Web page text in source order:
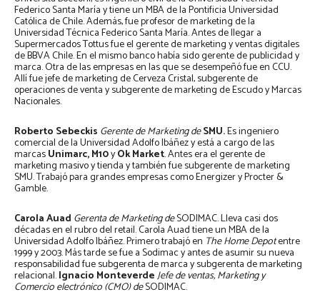
Federico Santa María y tiene un MBA de la Pontificia Universidad
Católica de Chile. Además, fue profesor de marketing de la
Universidad Técnica Federico Santa María. Antes de llegar a
Supermercados Tottus fue el gerente de marketing y ventas digitales
de BBVA Chile. En el mismo banco había sido gerente de publicidad y
marca. Otra de las empresas en las que se desempeñó fue en CCU.
Allí fue jefe de marketing de Cerveza Cristal, subgerente de
operaciones de venta y subgerente de marketing de Escudo y Marcas
Nacionales.
Roberto Sebeckis Gerente de Marketing deSMU.Es ingeniero
comercial de la Universidad Adolfo Ibáñez y está a cargo de las
marcasUnimarc, M10yOk Market. Antes era el gerente de
marketing masivo y tienda y también fue subgerente de marketing
SMU. Trabajó para grandes empresas como Energizer y Procter &
Gamble.
Carola Auad Gerenta de Marketing deSODIMAC. Lleva casi dos
décadas en el rubro del retail. Carola Auad tiene un MBA de la
Universidad Adolfo Ibáñez. Primero trabajó en The Home Depotentre
1999 y 2003. Más tarde se fue a Sodimac y antes de asumir su nueva
responsabilidad fue subgerenta de marca y subgerenta de marketing
relacional.Ignacio MonteverdeJefe de ventas, Marketing y
Comercio electrónico (CMO) deSODIMAC.